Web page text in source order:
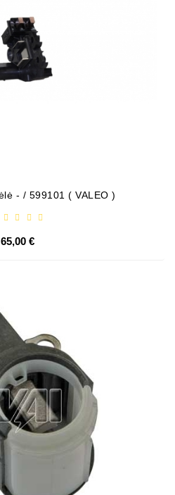
Generatoriaus Rėlė - / 599101 ( VALEO )
65,00 €